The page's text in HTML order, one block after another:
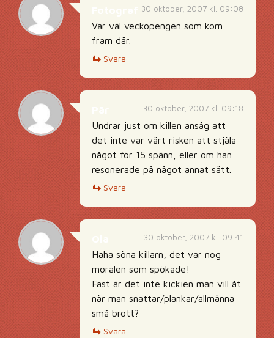
30 oktober, 2007 kl. 09:08
Var väl veckopengen som kom
fram där.
Svara
30 oktober, 2007 kl. 09:18
Undrar just om killen ansåg att
det inte var värt risken att stjäla
något för 15 spänn, eller om han
resonerade på något annat sätt.
Svara
30 oktober, 2007 kl. 09:41
Haha söna killarn, det var nog
moralen som spökade!
Fast är det inte kickien man vill åt
när man snattar/plankar/allmänna
små brott?
Svara